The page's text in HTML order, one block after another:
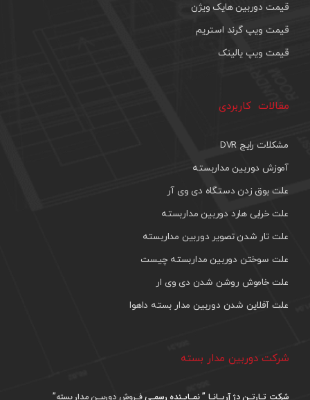
قیمت دوربین هایک ویژن
قیمت ویپ گرند استریم
قیمت ویپ یالینک
مقالات کاربردی
مشکلات رایج DVR
آموزش دوربین مداربسته
علت بوق زدن دستگاه دی وی آر
علت خرابی هارد دوربین مداربسته
علت تار شدن تصویر دوربین مداربسته
علت سوختن دوربین مداربسته چیست
علت خاموش روشن شدن دی وی ار
علت آفلاین شدن دوربین مدار بسته داهوا
شرکت دوربین مدار بسته
شرکت تـارتـن دژ آریـانـا ” نمـایـنده رسمـیفـروش دوربیـن مدار بسته”